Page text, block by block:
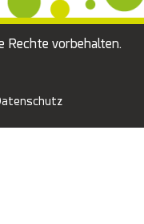
Rechte vorbehalten.